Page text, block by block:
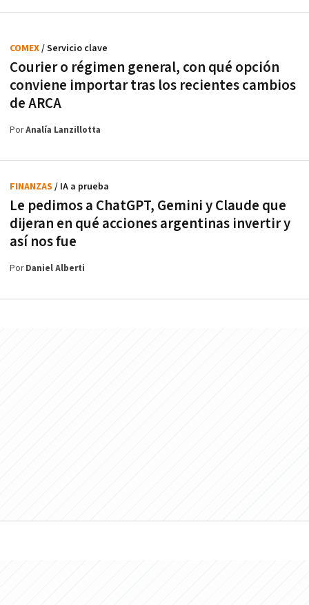
Courier o régimen general, con qué opción
conviene importar tras los recientes cambios
de ARCA
COMEX/ Servicio clave
PorAnalía Lanzillotta
Le pedimos a ChatGPT, Gemini y Claude que
dijeran en qué acciones argentinas invertir y
así nos fue
FINANZAS / IA a prueba
PorDaniel Alberti